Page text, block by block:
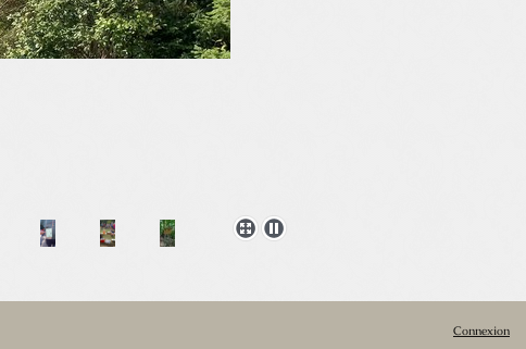
Connexion